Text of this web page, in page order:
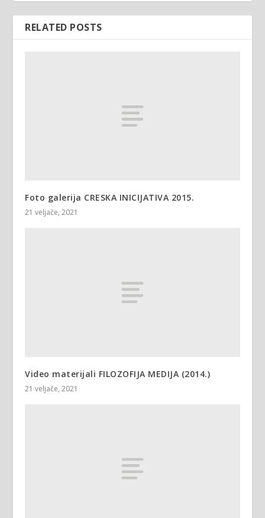
RELATED POSTS
Foto galerija CRESKA INICIJATIVA 2015.
21 veljače, 2021
Video materijali FILOZOFIJA MEDIJA (2014.)
21 veljače, 2021